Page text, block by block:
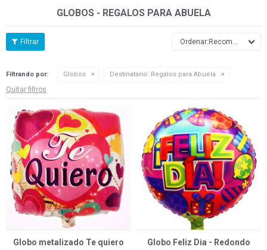
GLOBOS - REGALOS PARA ABUELA
Recomendados
Filtrando por: Globos Destinatario: Regalos para Abuela
Quitar filtros
Globo metalizado Te quiero Globo Feliz Dia - Redondo